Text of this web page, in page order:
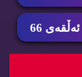
ئه‌ڵقه‌ی 66